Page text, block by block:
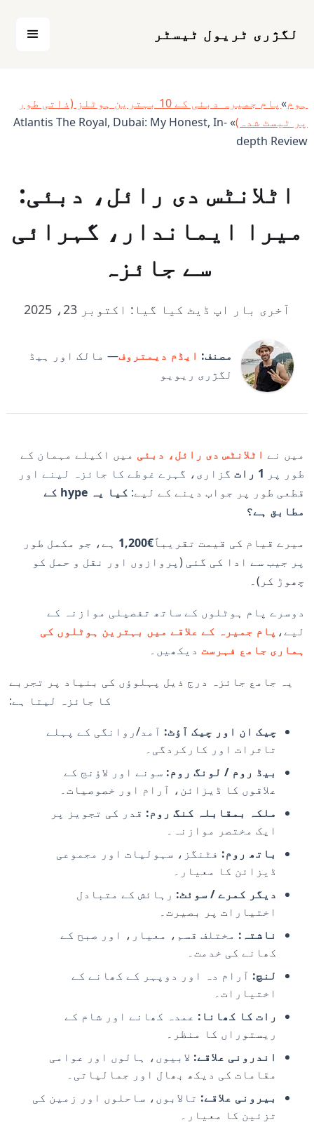
لگژری ٹریول ٹیسٹر
ہوم»
پام جمیرہ دبئی کے 10 بہترین ہوٹلز (ذاتی طور
پر ٹیسٹ شدہ) » Atlantis The Royal, Dubai: My Honest, In-
depth Review
اٹلانٹس دی رائل، دبئی:
میرا ایماندار، گہرائی
سے جائزہ
آخری بار اپ ڈیٹ کیا گیا: اکتوبر 23، 2025
مصنف: ایڈم دیمتروف— مالک اور ہیڈ
لگژری ریویو
میں نے اٹلانٹس دی رائل، دبئی میں اکیلے مہمان کے
طور پر 1 رات
گزاری، گہرے غوطے کا جائزہ لینے اور
قطعی طور پر جواب دینے کے لیے:
کیا یہ hype کے
مطابق ہے؟
میرے قیام کی قیمت تقریباً€1,200
ہے، جو مکمل طور
پر جیب سے ادا کی گئی (پروازوں اور نقل و حمل کو
چھوڑ کر)۔
دوسرے پام ہوٹلوں کے ساتھ تفصیلی موازنہ کے
لیے، پام جمیرہ کے علاقے میں بہترین ہوٹلوں کی
ہماری جامع فہرست دیکھیں۔
یہ جامع جائزہ درج ذیل پہلوؤں کی بنیاد پر تجربے
کا جائزہ لیتا ہے:
چیک ان اور چیک آؤٹ: آمد/روانگی کے پہلے
تاثرات اور کارکردگی۔
بیڈ روم / لونگ روم: سونے اور لاؤنج کے
علاقوں کا ڈیزائن، آرام اور خصوصیات۔
ملکہ بمقابلہ کنگ روم: قدر کی تجویز پر
ایک مختصر موازنہ۔
باتھ روم: فٹنگز، سہولیات اور مجموعی
ڈیزائن کا معیار۔
دیگر کمرے / سوئٹ: رہائش کے متبادل
اختیارات پر بصیرت۔
ناشتہ: مختلف قسم، معیار، اور صبح کے
کھانے کی خدمت۔
لنچ: آرام دہ اور دوپہر کے کھانے کے
اختیارات۔
رات کا کھانا: عمدہ کھانے اور شام کے
ریستوراں کا منظر۔
اندرونی علاقے: لابیوں، ہالوں اور عوامی
مقامات کی دیکھ بھال اور جمالیاتی۔
بیرونی علاقے: تالابوں، ساحلوں اور زمین کی
تزئین کا معیار۔